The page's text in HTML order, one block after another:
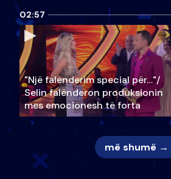
02:57
"Një falenderim special për…"/
Selin falënderon produksionin
mes emocionesh të forta
më shumë →